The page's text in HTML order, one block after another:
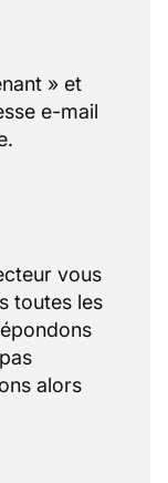
» et
e-mail
vous
toutes les
alors